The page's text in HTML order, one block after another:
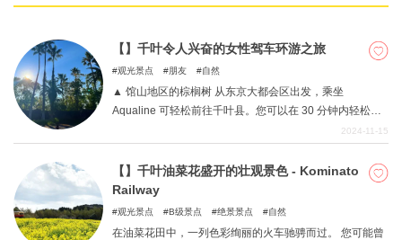
区域
简体中文
USD
【】千叶令人兴奋的女性驾车环游之旅
观光景点 朋友 自然
▲ 馆山地区的棕榈树 从东京大都会区出发，乘坐
Aqualine 可轻松前往千叶县。您可以在 30 分钟内轻松享
点、大海和大自然！ 本文将介绍木更津、铫子、鸭川和成
田等千叶县的各个景点。 请以本文为指南，享受您的千叶
夏季自驾之旅！
2024-11-15
【】千叶油菜花盛开的壮观景色 - Kominato
Railway
观光景点 B级景点 绝景景点 自然
在油菜花田中，一列色彩绚丽的火车驰骋而过。 您可能曾